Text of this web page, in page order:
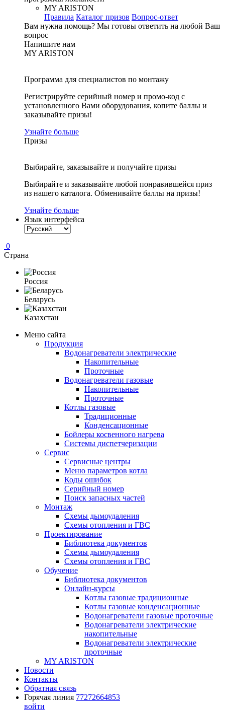
MY ARISTON
Правила Каталог призов Вопрос-ответ
Вам нужна помощь? Мы готовы ответить на любой Ваш
вопрос
Напишите нам
MY ARISTON
Программа для специалистов по монтажу
Регистрируйте серийный номер и промо-код с
установленного Вами оборудования, копите баллы и
заказывайте призы!
Узнайте больше
Призы
Выбирайте, заказывайте и получайте призы
Выбирайте и заказывайте любой понравившейся приз
из нашего каталога. Обменивайте баллы на призы!
Узнайте больше
Язык интерфейса
0
Страна
Россия
Беларусь
Казахстан
Меню сайта
Продукция
Водонагреватели электрические
Накопительные
Проточные
Водонагреватели газовые
Накопительные
Проточные
Котлы газовые
Традиционные
Конденсационные
Бойлеры косвенного нагрева
Системы диспетчеризации
Сервис
Сервисные центры
Меню параметров котла
Коды ошибок
Серийный номер
Поиск запасных частей
Монтаж
Схемы дымоудаления
Схемы отопления и ГВС
Проектирование
Библиотека документов
Схемы дымоудаления
Схемы отопления и ГВС
Обучение
Библиотека документов
Онлайн-курсы
Котлы газовые традиционные
Котлы газовые конденсационные
Водонагреватели газовые проточные
Водонагреватели электрические
накопительные
Водонагреватели электрические
проточные
MY ARISTON
Новости
Контакты
Обратная связь
Горячая линия 77272664853
войти